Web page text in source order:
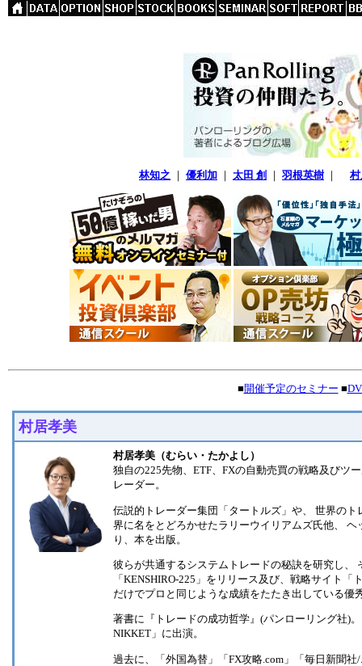
林知之 ｜ 優利加 ｜ 太田 創 ｜ 羽根英樹 ｜
■開催予定のセミナー ■
村居孝美
村居孝美（むらい・たかよし）
独自の225先物、ETF、FXの自動売買の戦略及びツ
レーダー。
伝説的トレーダー集団「タートルズ」や、 世界の
界に名をとどろかせたラリーウイリアムズ氏他、
り、本を出版。
彼らが共通するシステムトレードの秘訣を研究し、
「KENSHIRO-225」をリリース及び、戦略サイト
だけでプロと同じような成績をたたき出している
著書に『トレードの成功哲学』(パンローリング社)
NIKKET」に出演。
過去に、「外国為替」「FX攻略.com」「毎日新聞